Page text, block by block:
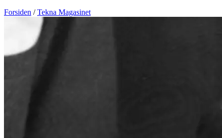
Forsiden / Tekna Magasinet